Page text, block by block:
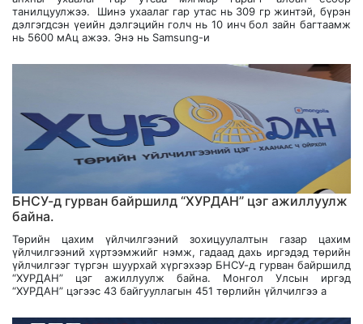
танилцуулжээ. Шинэ ухаалаг гар утас нь 309 гр жинтэй, бүрэн
дэлгэгдсэн үеийн дэлгэцийн голч нь 10 инч бол зайн багтаамж
нь 5600 мАц ажээ. Энэ нь Samsung-и
БНСУ-д гурван байршилд “ХУРДАН” цэг ажиллуулж
байна.
Төрийн цахим үйлчилгээний зохицуулалтын газар цахим
үйлчилгээний хүртээмжийг нэмж, гадаад дахь иргэдэд төрийн
үйлчилгээг түргэн шуурхай хүргэхээр БНСУ-д гурван байршилд
“ХУРДАН” цэг ажиллуулж байна. Монгол Улсын иргэд
“ХУРДАН” цэгээс 43 байгууллагын 451 төрлийн үйлчилгээ а